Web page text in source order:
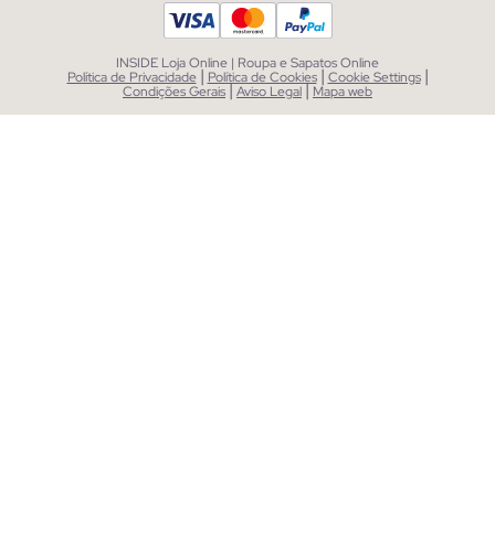
INSIDE Loja Online | Roupa e Sapatos Online
Política de Privacidade | Política de Cookies | Cookie Settings |
Condições Gerais|Aviso Legal| Mapa web